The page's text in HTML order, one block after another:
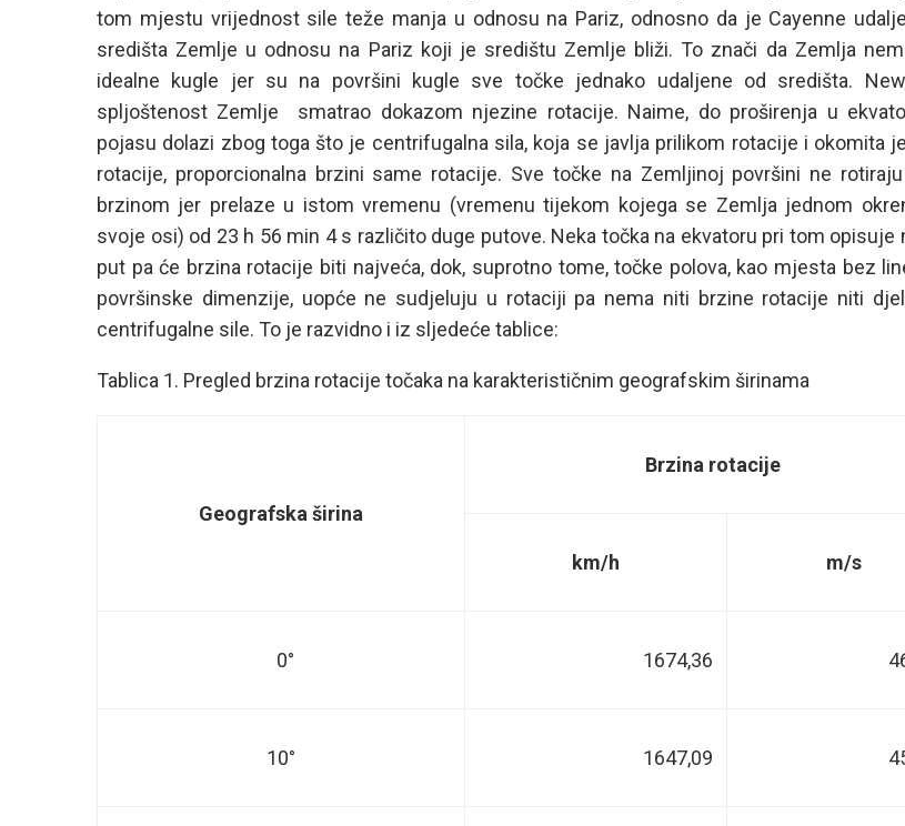
tom mjestu vrijednost sile teže manja u odnosu na Pariz, odnosno da je Cayenne
središta Zemlje u odnosu na Pariz koji je središtu Zemlje bliži. To znači da Zemlja
idealne kugle jer su na površini kugle sve točke jednako udaljene od središta.
spljoštenost Zemlje smatrao dokazom njezine rotacije. Naime, do proširenja u
pojasu dolazi zbog toga što je centrifugalna sila, koja se javlja prilikom rotacije i okomita
rotacije, proporcionalna brzini same rotacije. Sve točke na Zemljinoj površini ne
brzinom jer prelaze u istom vremenu (vremenu tijekom kojega se Zemlja jednom
svoje osi) od 23 h 56 min 4 s različito duge putove. Neka točka na ekvatoru pri tom opisuje
put pa će brzina rotacije biti najveća, dok, suprotno tome, točke polova, kao mjesta bez
površinske dimenzije, uopće ne sudjeluju u rotaciji pa nema niti brzine rotacije niti
centrifugalne sile. To je razvidno i iz sljedeće tablice:
Tablica 1. Pregled brzina rotacije točaka na karakterističnim geografskim širinama
Geografska širina
Brzina rotacije
km/h m/s
0° 1674,36
10° 1647,09